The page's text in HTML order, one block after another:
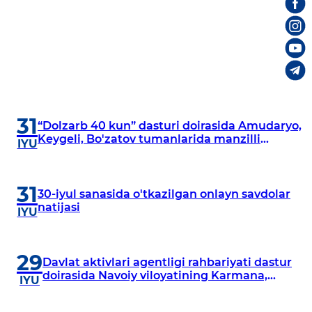
31
IYU
“Dolzarb 40 kun” dasturi doirasida Amudaryo,
Keygeli, Bo'zatov tumanlarida manzilli
31
IYU
30-iyul sanasida o'tkazilgan onlayn savdolar
natijasi
29
IYU
Davlat aktivlari agentligi rahbariyati dastur
doirasida Navoiy viloyatining Karmana,